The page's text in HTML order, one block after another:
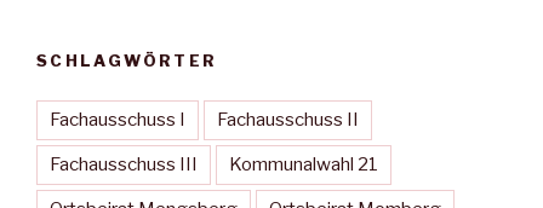
SCHLAGWÖRTER
Fachausschuss I Fachausschuss II
Fachausschuss III Kommunalwahl 21